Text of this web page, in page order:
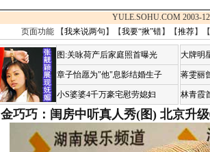
YULE.SOHU.COM 2003-
页面功能 【我来说两句 】【我要“揪”错】【推荐】
图:关咏荷产后家庭照首曝光
章子怡愿为"他"息影结婚生子
小S婆婆4千万豪宅慰劳媳妇
大牌明
蒋雯丽
林青霞
金巧巧：闺房中听真人秀(图) 北京升